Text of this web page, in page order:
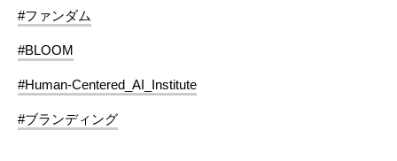
#ファンダム
#BLOOM
#Human-Centered_AI_Institute
#ブランディング